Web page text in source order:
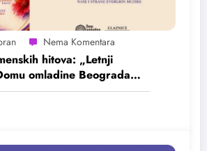
hitova: „Letnji
omladine Beograda